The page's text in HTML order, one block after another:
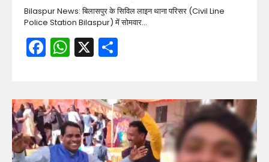
Bilaspur News: बिलासपुर के सिविल लाइन थाना परिसर (Civil Line
Police Station Bilaspur) में सोमवार…
Facebook
WhatsApp
X